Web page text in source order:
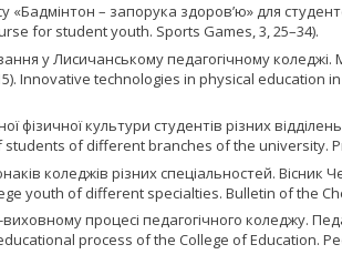
– запорука здоров’ю» для
for student youth. Sports Games, 3, 25–34).
у Лисичанському педагогічному
Innovative technologies in physical
культури студентів різних
of different branches of the university.
коледжів різних спеціальностей. Вісник
youth of different specialties. Bulletin of the
процесі педагогічного коледжу.
process of the College of Education.